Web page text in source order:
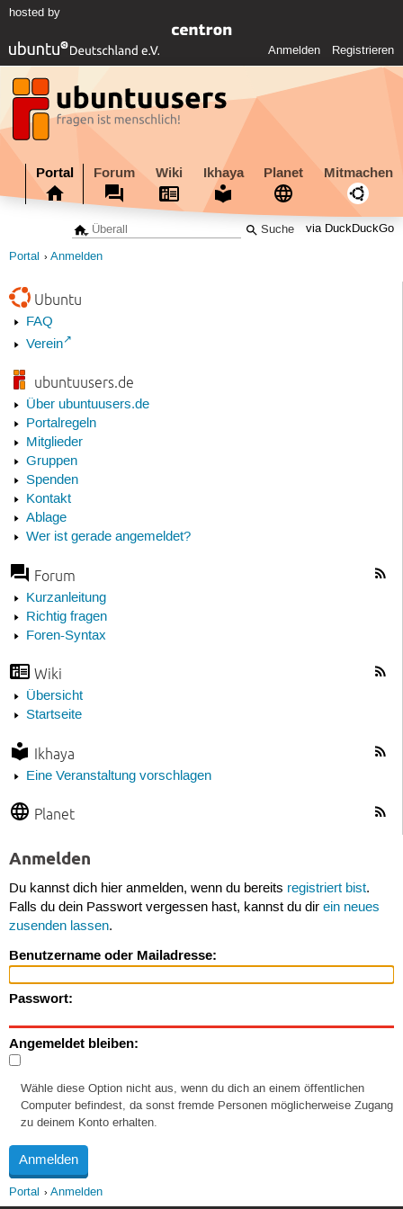
hosted by
Anmelden Registrieren
Portal Forum Wiki Ikhaya Planet Mitmachen
via DuckDuckGo
Portal Anmelden
Ubuntu
FAQ
Verein
ubuntuusers.de
Über ubuntuusers.de
Portalregeln
Mitglieder
Gruppen
Spenden
Kontakt
Ablage
Wer ist gerade angemeldet?
Forum
Kurzanleitung
Richtig fragen
Foren-Syntax
Wiki
Übersicht
Startseite
Ikhaya
Eine Veranstaltung vorschlagen
Planet
Anmelden
Du kannst dich hier anmelden, wenn du bereits registriert bist.
Falls du dein Passwort vergessen hast, kannst du dir ein neues
zusenden lassen.
Benutzername oder Mailadresse:
Passwort:
Angemeldet bleiben:
Wähle diese Option nicht aus, wenn du dich an einem öffentlichen
Computer befindest, da sonst fremde Personen möglicherweise Zugang
zu deinem Konto erhalten.
Portal Anmelden